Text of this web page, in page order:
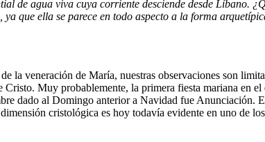
de agua viva cuya corriente desciende desde Líbano.
que ella se parece en todo aspecto a la forma
la veneración de María, nuestras observaciones son
Cristo. Muy probablemente, la primera fiesta mariana en
dado al Domingo anterior a Navidad fue Anunciación.
cristológica es hoy todavía evidente en uno de